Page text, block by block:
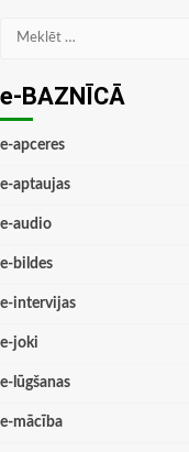
Meklēt:
e-BAZNĪCĀ
e-apceres
e-aptaujas
e-audio
e-bildes
e-intervijas
e-joki
e-lūgšanas
e-mācība